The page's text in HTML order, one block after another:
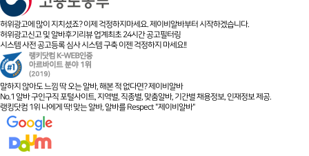
허위광고에 많이 지치셨죠? 이제 걱정하지마세요. 제이비알바부터 시작하겠습니다.
허위광고신고 및 알바후기리뷰 업계최초 24시간 공고필터링
시스템 사전 공고등록 심사 시스템 구축 이젠 걱정하지 마세요!!
말하지 않아도 느낌 딱 오는 알바, 해본 적 없다면? 제이비알바
No.1 알바 구인구직 포털사이트, 지역별, 직종별, 맞춤알바, 기간별 채용정보, 인재정보 제공.
랭킹닷컴 1위 나에게 딱! 맞는 알바, 알바를 Respect "제이비알바"